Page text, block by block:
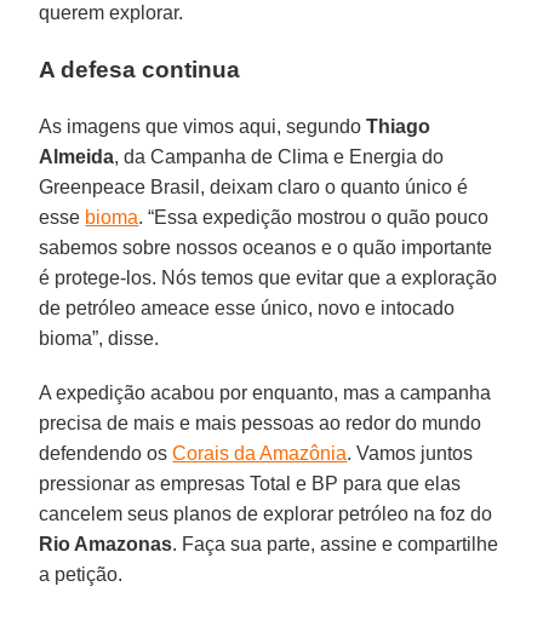
querem explorar.
A defesa continua
As imagens que vimos aqui, segundoThiago
Almeida, da Campanha de Clima e Energia do
Greenpeace Brasil, deixam claro o quanto único é
esse bioma. “Essa expedição mostrou o quão pouco
sabemos sobre nossos oceanos e o quão importante
é protege-los. Nós temos que evitar que a exploração
de petróleo ameace esse único, novo e intocado
bioma”, disse.
A expedição acabou por enquanto, mas a campanha
precisa de mais e mais pessoas ao redor do mundo
defendendo osCorais da Amazônia. Vamos juntos
pressionar as empresas Total e BP para que elas
cancelem seus planos de explorar petróleo na foz do
Rio Amazonas. Faça sua parte, assine e compartilhe
a petição.